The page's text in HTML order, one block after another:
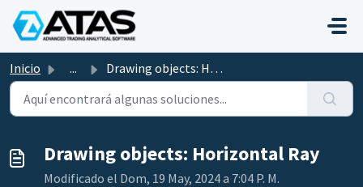
Saltar al contenido principal
Inicio ... Drawing objects: Horizontal Ray
Drawing objects: Horizontal Ray
Modificado el Dom, 19 May, 2024 a 7:04 P. M.